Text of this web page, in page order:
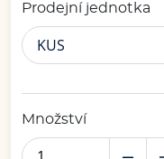
Prodejní jednotka
KUS
Množství